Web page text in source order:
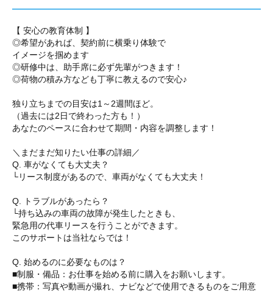
【 安心の教育体制 】
◎希望があれば、契約前に横乗り体験で
イメージを掴めます
◎研修中は、助手席に必ず先輩がつきます！
◎荷物の積み方なども丁寧に教えるので安心♪
独り立ちまでの目安は1～2週間ほど。
（過去には2日で終わった方も！）
あなたのペースに合わせて期間・内容を調整します！
＼まだまだ知りたい仕事の詳細／
Q. 車がなくても大丈夫？
└リース制度があるので、車両がなくても大丈夫！
Q. トラブルがあったら？
└持ち込みの車両の故障が発生したときも、
緊急用の代車リースを行うことができます。
このサポートは当社ならでは！
Q. 始めるのに必要なものは？
■制服・備品：お仕事を始める前に購入をお願いします。
■携帯：写真や動画が撮れ、ナビなどで使用できるものをご用意